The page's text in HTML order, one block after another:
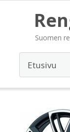
Suomen